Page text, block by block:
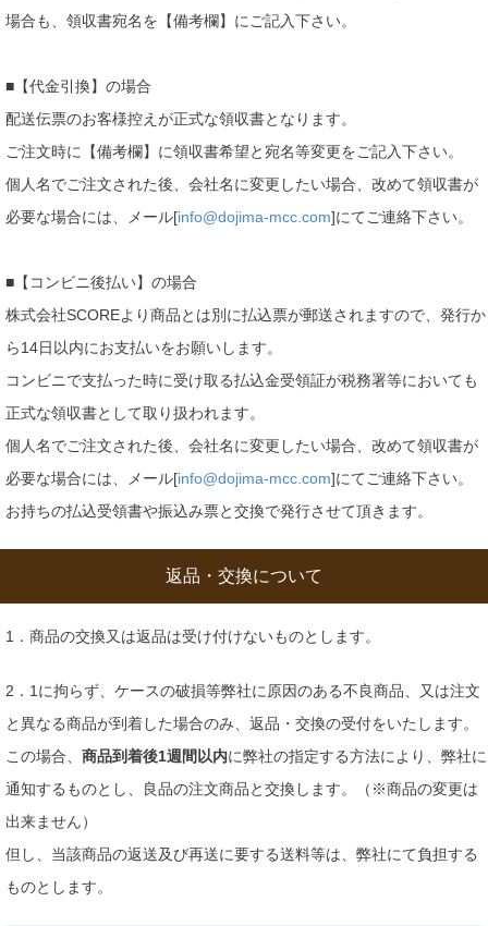
場合も、領収書宛名を【備考欄】にご記入下さい。
■【代金引換】の場合
配送伝票のお客様控えが正式な領収書となります。
ご注文時に【備考欄】に領収書希望と宛名等変更をご記入下さい。
個人名でご注文された後、会社名に変更したい場合、改めて領収書が
必要な場合には、メール[info@dojima-mcc.com]にてご連絡下さい。
■【コンビニ後払い】の場合
株式会社SCOREより商品とは別に払込票が郵送されますので、発行か
ら14日以内にお支払いをお願いします。
コンビニで支払った時に受け取る払込金受領証が税務署等においても
正式な領収書として取り扱われます。
個人名でご注文された後、会社名に変更したい場合、改めて領収書が
必要な場合には、メール[info@dojima-mcc.com]にてご連絡下さい。
お持ちの払込受領書や振込み票と交換で発行させて頂きます。
返品・交換について
1．商品の交換又は返品は受け付けないものとします。
2．1に拘らず、ケースの破損等弊社に原因のある不良商品、又は注文
と異なる商品が到着した場合のみ、返品・交換の受付をいたします。
この場合、 商品到着後1週間以内に弊社の指定する方法により、弊社に
通知するものとし、良品の注文商品と交換します。（※商品の変更は
出来ません）
但し、当該商品の返送及び再送に要する送料等は、弊社にて負担する
ものとします。